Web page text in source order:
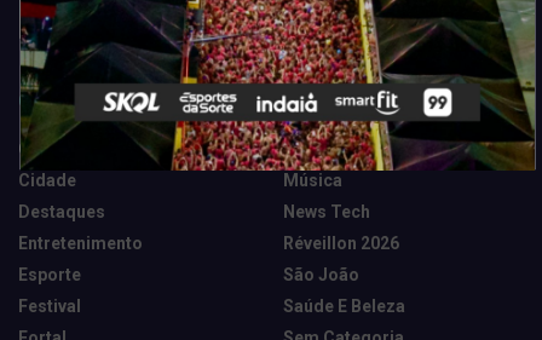
Categorias
Camarote Vip Junino
Cidade
Destaques
Entretenimento
Esporte
Festival
Marketing E Negócios
Música
News Tech
Réveillon 2026
São João
Saúde E Beleza